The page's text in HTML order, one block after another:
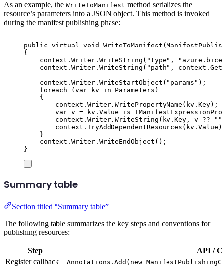
As an example, the WriteToManifest method serializes the
resource’s parameters into a JSON object. This method is invoked
during the manifest publishing phase:
public virtual void WriteToManifest (
{
context . Writer . WriteString ( "type " , "
context . Writer . WriteString ( " path " , context .
context . Writer . WriteStartObject ( " params " );
foreach
( var kv in Parameters )
{
context . Writer . WritePropertyName ( kv . Key);
var v = kv . Value is
context . Writer . WriteString ( kv . Key , v ??
""
context . TryAddDependentResources ( kv . Value
}
context . Writer . WriteEndObject ();
}
Summary table
Section titled “Summary table”
The following table summarizes the key steps and conventions for
publishing resources:
Step
API /
Register callback
Annotations.Add(new